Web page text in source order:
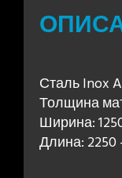
Сталь Inox
Толщина
Ширина:
Длина: